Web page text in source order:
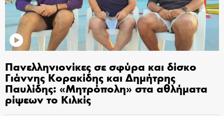
Πανελληνιονίκες σε σφύρα και δίσκο
Γιάννης Κορακίδης και Δημήτρης
Παυλίδης: «Μητρόπολη» στα αθλήματα
ρίψεων το Κιλκίς